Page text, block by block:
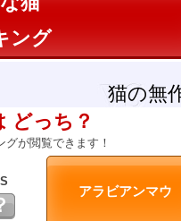
ング
猫の無
どっち？
が閲覧できます！